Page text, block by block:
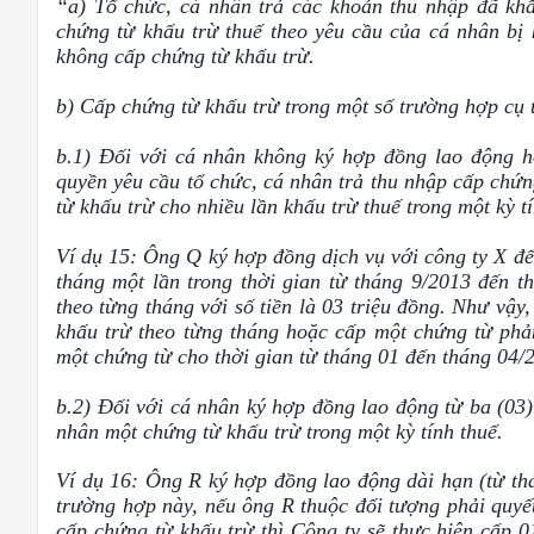
“a) Tổ chức, cá nhân trả các khoản thu nhập đã
chứng từ khấu trừ thuế theo yêu cầu của cá nhân
không cấp chứng từ khấu trừ.
b) Cấp chứng từ khấu trừ trong một số trường hợp cụ
b.1) Đối với cá nhân không ký hợp đồng lao động
quyền yêu cầu tổ chức, cá nhân trả thu nhập cấp
từ khấu trừ cho nhiều lần khấu trừ thuế trong một kỳ
Ví dụ 15: Ông Q ký hợp đồng dịch vụ với công ty X
tháng một lần trong thời gian từ tháng 9/2013 đến
theo từng tháng với số tiền là 03 triệu đồng. Như
khấu trừ theo từng tháng hoặc cấp một chứng từ
một chứng từ cho thời gian từ tháng 01 đến tháng 04/
b.2) Đối với cá nhân ký hợp đồng lao động từ ba
nhân một chứng từ khấu trừ trong một kỳ tính thuế.
Ví dụ 16: Ông R ký hợp đồng lao động dài hạn (từ
trường hợp này, nếu ông R thuộc đối tượng phải